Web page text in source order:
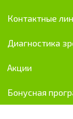
Контактные
Диагностика
Акции
Бонусная